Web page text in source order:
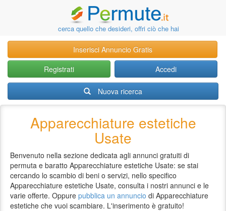
cerca quello che desideri, offri ciò che hai
Inserisci Annuncio Gratis
Registrati
Accedi
Nuova ricerca
Apparecchiature estetiche
Usate
Benvenuto nella sezione dedicata agli annunci gratuiti di
permuta e baratto Apparecchiature estetiche Usate: se stai
cercando lo scambio di beni o servizi, nello specifico
Apparecchiature estetiche Usate, consulta i nostri annunci e le
varie offerte. Oppure pubblica un annuncio di Apparecchiature
estetiche che vuoi scambiare. L'inserimento è gratuito!